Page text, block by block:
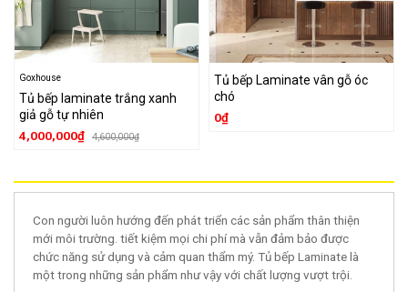
Goxhouse
Tủ bếp laminate trắng xanh
giả gỗ tự nhiên
4,000,000₫
4,600,000₫
Tủ bếp Laminate vân gỗ óc
chó
0₫
Con người luôn hướng đến phát triển các sản phẩm thân thiện
mới môi trường. tiết kiệm mọi chi phí mà vẫn đảm bảo được
chức năng sử dụng và cảm quan thẩm mý. Tủ bếp Laminate là
một trong những sản phẩm như vậy với chất lượng vượt trội.